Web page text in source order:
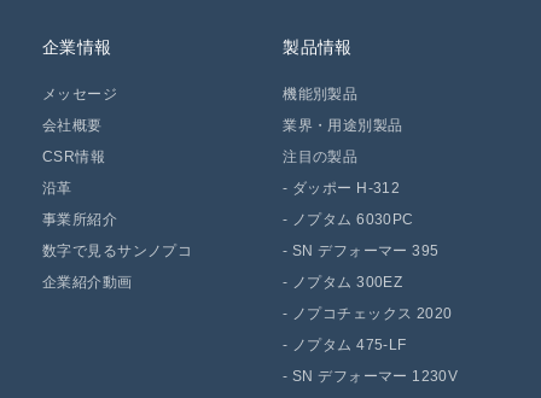
企業情報
メッセージ
会社概要
CSR情報
沿革
事業所紹介
数字で見るサンノプコ
企業紹介動画
製品情報
機能別製品
業界・用途別製品
注目の製品
- ダッポー H-312
- ノプタム 6030PC
-SN デフォーマー 395
- ノプタム 300EZ
- ノプコチェックス 2020
- ノプタム 475-LF
-SN デフォーマー 1230V